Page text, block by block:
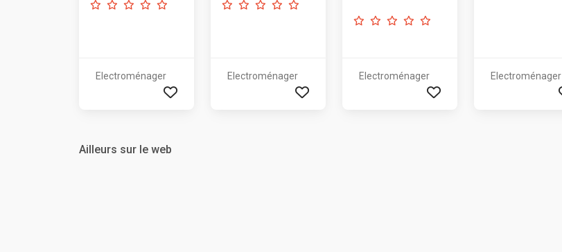
Electroménager Electroménager Electroménager Electroménager
Ailleurs sur le web